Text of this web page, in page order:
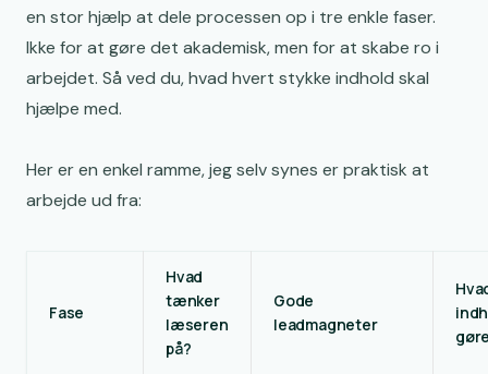
en stor hjælp at dele processen op i tre enkle faser.
Ikke for at gøre det akademisk, men for at skabe ro i
arbejdet. Så ved du, hvad hvert stykke indhold skal
hjælpe med.
Her er en enkel ramme, jeg selv synes er praktisk at
arbejde ud fra:
Fase
Hvad
tænker
læseren
på?
Gode
leadmagneter